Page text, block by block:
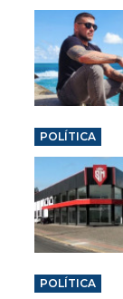
POLÍTICA
POLÍTICA